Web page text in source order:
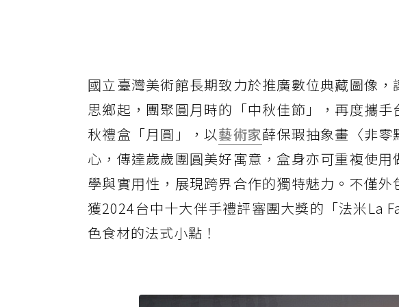
國立臺灣美術館長期致力於推廣數位典藏圖像
思鄉起，團聚圓月時的「中秋佳節」，再度攜
秋禮盒「月圓」，以藝術家薛保瑕抽象畫〈非
心，傳達歲歲團圓美好寓意，盒身亦可重複使
學與實用性，展現跨界合作的獨特魅力。不僅
獲2024台中十大伴手禮評審團大獎的「法米La
色食材的法式小點！